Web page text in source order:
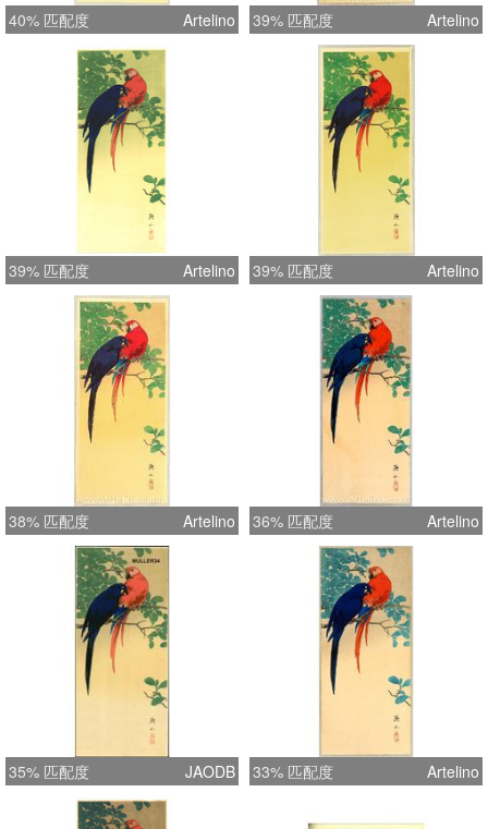
40% 匹配度 Artelino 39% 匹配度 Artelino
39% 匹配度 Artelino 39% 匹配度 Artelino
38% 匹配度 Artelino 36% 匹配度 Artelino
35% 匹配度 JAODB 33% 匹配度 Artelino